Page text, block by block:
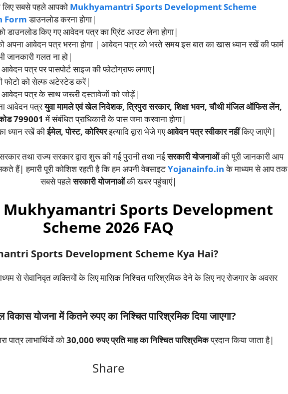
सबसे पहले आपको Mukhyamantri Sports Development Scheme
Formडाउनलोड करना होगा|
डाउनलोड किए गए आवेदन पत्र का प्रिंट आउट लेना होगा|
अपना आवेदन पत्र भरना होगा | आवेदन पत्र को भरते समय इस बात का खास ध्यान रखें की फार्म
जानकारी गलत ना हो|
पत्र पर पासपोर्ट साइज की फोटोग्राफ लगाए|
फोटो को सेल्फ अटेस्टेड करें|
पत्र के साथ जरूरी दस्तावेजों को जोड़ें|
आवेदन पत्रयुवा मामले एवं खेल निदेशक, त्रिपुरा सरकार, शिक्षा भवन, चौथी मंजिल ऑफिस लेंन,
799001 में संबंधित प्राधिकारी के पास जमा करवाना होगा|
ध्यान रखें कीईमेल, पोस्ट, कोरियरइत्यादि द्वारा भेजे गएआवेदन पत्र स्वीकार नहींकिए जाएंगे|
तथा राज्य सरकार द्वारा शुरू की गई पुरानी तथा नईसरकारी योजनाओंकी पूरी जानकारी आप
हैं| हमारी पूरी कोशिश रहती है कि हम अपनी वेबसाइटYojanainfo.inके माध्यम से आप तक
सबसे पहलेसरकारी योजनाओंकी खबर पहुंचाएं|
Sports Development
Scheme 2026 FAQ
Sports Development Scheme Kya Hai?
से सेवानिवृत व्यक्तियों के लिए मासिक निश्चित पारिश्रमिक देने के लिए नए रोजगार के अवसर
योजना में कितने रुपए का निश्चित पारिश्रमिक दिया जाएगा?
पात्र लाभार्थियों को30,000 रुपए प्रति माह का निश्चित पारिश्रमिकप्रदान किया जाता है|
Share